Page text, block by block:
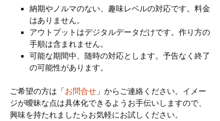
納期やノルマのない、趣味レベルの対応です。料金
はありません。
アウトプットはデジタルデータだけです。作り方の
手順は含まれません。
可能な期間中、随時の対応とします。予告なく終了
の可能性があります。
ご希望の方は「お問合せ 」からご連絡ください。イメー
ジが曖昧な点は具体化できるようお手伝いしますので、
興味を持たれましたらお気軽にお試しください。